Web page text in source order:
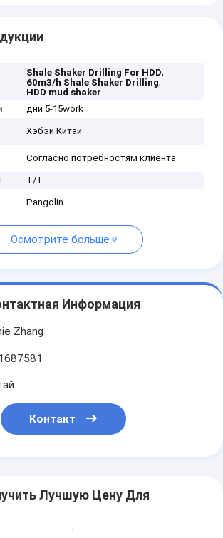
Shale Shaker Drilling For HDD,
60m3/h Shale Shaker Drilling,
HDD mud shaker
дни 5-15work
Хэбэй Китай
Согласно потребностям клиента
T/T
Pangolin
Осмотрите больше
Информация
Zhang
Контакт
Лучшую Цену Для